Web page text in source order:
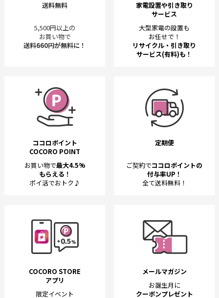
送料無料
5,500円以上の
お買い物で
送料660円が無料に！
家電設置や引き取り
サービス
大型家電の設置も
お任せで！
リサイクル・引き取り
サービス(有料)も！
ココロポイント
COCORO POINT
お買い物で最大4.5%
もらえる！
ポイ活でおトク♪
定期便
ご契約でココロポイントの
付与率UP！
全て送料無料！
COCORO STORE
アプリ
限定イベント
メールマガジン
お誕生月に
クーポンプレゼント